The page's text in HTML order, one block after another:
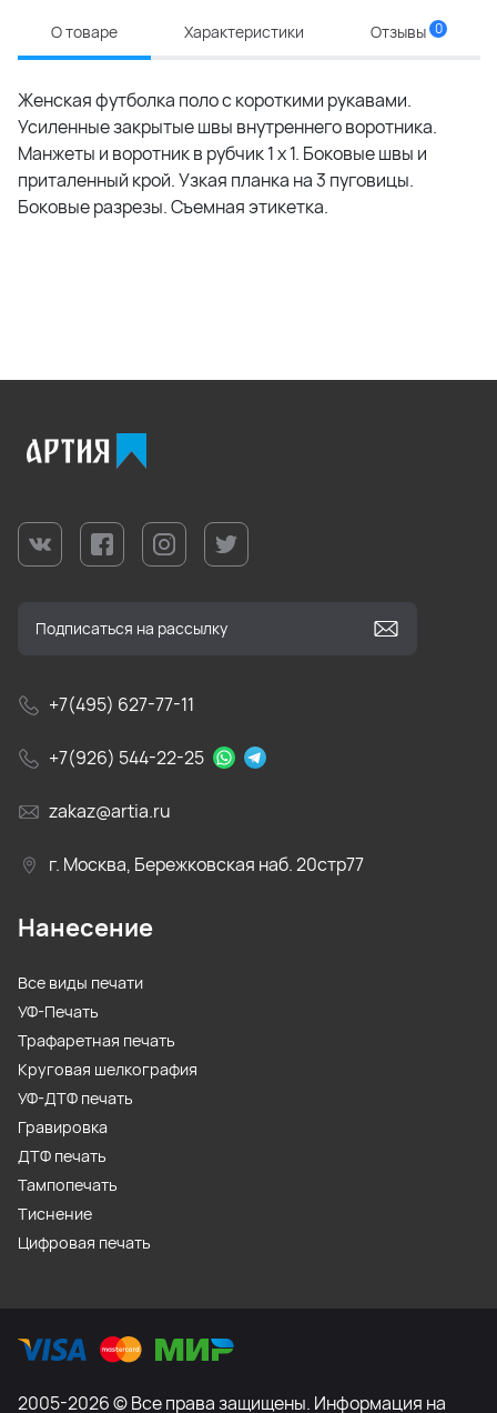
О товаре Характеристики Отзывы 0
Женская футболка поло с короткими рукавами.
Усиленные закрытые швы внутреннего воротника.
Манжеты и воротник в рубчик 1 x 1. Боковые швы и
приталенный крой. Узкая планка на 3 пуговицы.
Боковые разрезы. Съемная этикетка.
+7(495) 627-77-11
+7(926) 544-22-25
zakaz@artia.ru
г. Москва, Бережковская наб. 20стр77
Нанесение
Все виды печати
УФ-Печать
Трафаретная печать
Круговая шелкография
УФ-ДТФ печать
Гравировка
ДТФ печать
Тампопечать
Тиснение
Цифровая печать
2005-2026 © Все права защищены. Информация на